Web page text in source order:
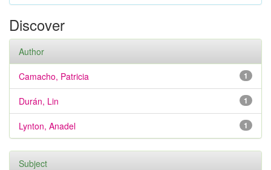
Discover
Author
1
Camacho, Patricia
1
Durán, Lin
1
Lynton, Anadel
Subject